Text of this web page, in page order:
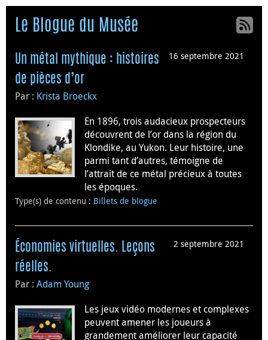
Le Blogue du Musée
16 septembre 2021
Un métal mythique : histoires
de pièces d’or
Par : Krista Broeckx
En 1896, trois audacieux prospecteurs
découvrent de l’or dans la région du
Klondike, au Yukon. Leur histoire, une
parmi tant d’autres, témoigne de
l’attrait de ce métal précieux à toutes
les époques.
Type(s) de contenu : Billets de blogue
2 septembre 2021
Économies virtuelles. Leçons
réelles.
Par : Adam Young
Les jeux vidéo modernes et complexes
peuvent amener les joueurs à
grandement améliorer leur capacité